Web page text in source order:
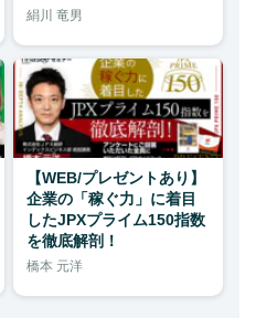
絹川 竜男
【WEB/プレゼントあり】
企業の「稼ぐ力」に着目
したJPXプライム150指数
を徹底解剖！
橋本 元洋